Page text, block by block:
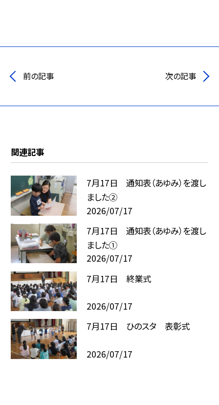
前の記事 次の記事
関連記事
7月17日 通知表（あゆみ）を渡し
ました②
2026/07/17
7月17日 通知表（あゆみ）を渡し
ました①
2026/07/17
7月17日 終業式
2026/07/17
7月17日 ひのスタ 表彰式
2026/07/17